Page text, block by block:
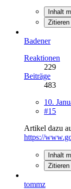
Inhalt
Zitieren
Badener
Reaktionen
229
Beiträge
483
10.
#15
Artikel dazu
https://
Inhalt
Zitieren
tommz